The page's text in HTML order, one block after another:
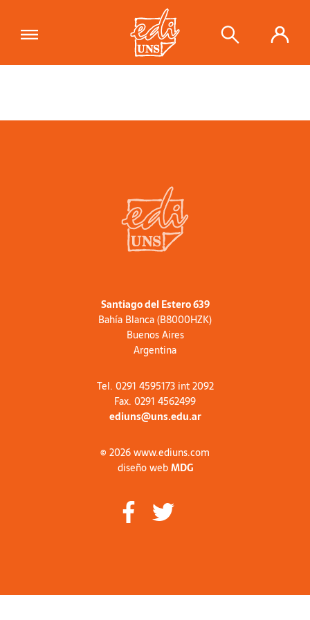
Santiago del Estero 639
Bahía Blanca (B8000HZK)
Buenos Aires
Argentina
Tel. 0291 4595173 int 2092
Fax. 0291 4562499
ediuns@uns.edu.ar
© 2026 www.ediuns.com
diseño webMDG